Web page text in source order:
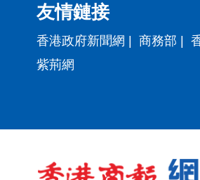
友情鏈接
香港政府新聞網 | 商務部 |
紫荊網